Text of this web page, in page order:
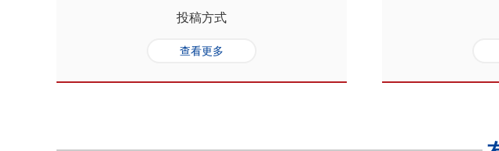
育强国建设、优化城镇格局体系，以人口与经济高质量发展支撑中国式现代
投稿方式
查看更多